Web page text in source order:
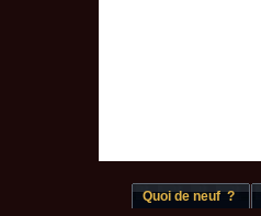
Quoi de neuf ?